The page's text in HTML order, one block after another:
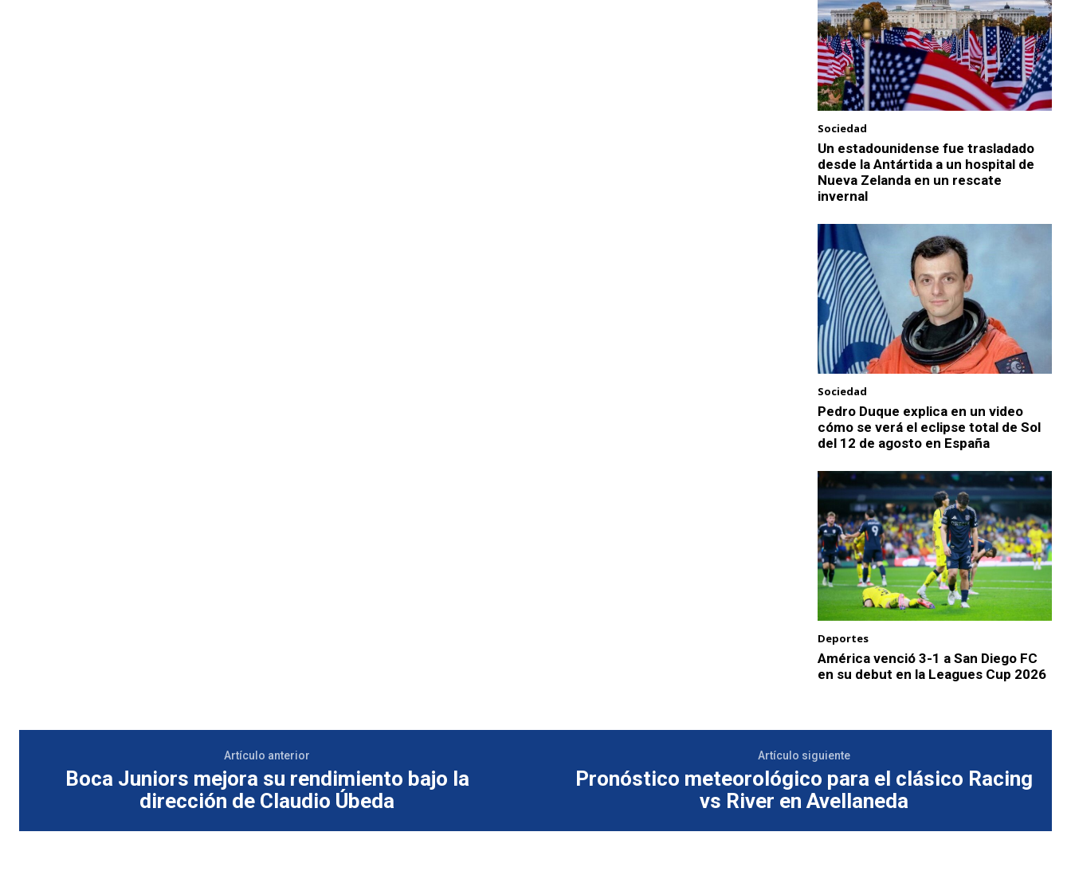
Sociedad
Un estadounidense fue trasladado
desde la Antártida a un hospital de
Nueva Zelanda en un rescate
invernal
Sociedad
Pedro Duque explica en un video
cómo se verá el eclipse total de Sol
del 12 de agosto en España
Deportes
América venció 3-1 a San Diego FC
en su debut en la Leagues Cup 2026
Artículo anterior
Boca Juniors mejora su rendimiento bajo la
dirección de Claudio Úbeda
Artículo siguiente
Pronóstico meteorológico para el clásico Racing
vs River en Avellaneda